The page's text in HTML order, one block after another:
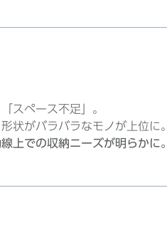
スペース不足」。
状がバラバラなモノが上位に。
上での収納ニーズが明らかに。